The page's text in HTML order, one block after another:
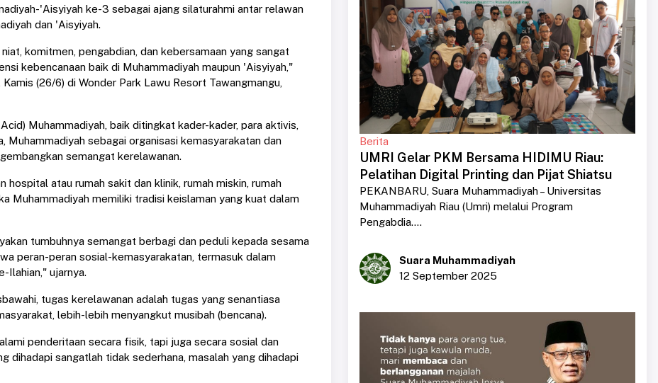
'Aisyiyah ke-3 sebagai ajang silaturahmi antar relawan
dan 'Aisyiyah.
komitmen, pengabdian, dan kebersamaan yang sangat
kebencanaan baik di Muhammadiyah maupun 'Aisyiyah,"
(26/6) di Wonder Park Lawu Resort Tawangmangu,
Muhammadiyah, baik ditingkat kader-kader, para aktivis,
Muhammadiyah sebagai organisasi kemasyarakatan dan
semangat kerelawanan.
atau rumah sakit dan klinik, rumah miskin, rumah
Muhammadiyah memiliki tradisi keislaman yang kuat dalam
tumbuhnya semangat berbagi dan peduli kepada sesama
peran-peran sosial-kemasyarakatan, termasuk dalam
Ilahian," ujarnya.
tugas kerelawanan adalah tugas yang senantiasa
lebih-lebih menyangkut musibah (bencana).
penderitaan secara fisik, tapi juga secara sosial dan
dihadapi sangatlah tidak sederhana, masalah yang dihadapi
Berita
UMRI Gelar PKM Bersama HIDIMU Riau:
Pelatihan Digital Printing dan Pijat Shiatsu
PEKANBARU, Suara Muhammadiyah – Universitas
Muhammadiyah Riau (Umri) melalui Program
Pengabdia....
Suara Muhammadiyah
12 September 2025